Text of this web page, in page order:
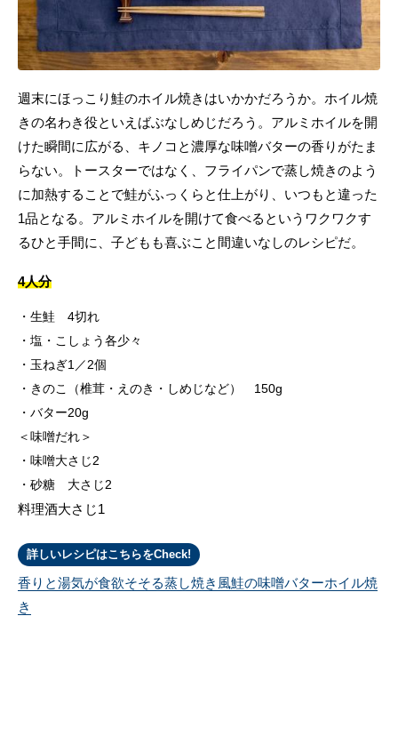
週末にほっこり鮭のホイル焼きはいかかだろうか。ホイル焼
きの名わき役といえばぶなしめじだろう。アルミホイルを開
けた瞬間に広がる、キノコと濃厚な味噌バターの香りがたま
らない。トースターではなく、フライパンで蒸し焼きのよう
に加熱することで鮭がふっくらと仕上がり、いつもと違った
1品となる。アルミホイルを開けて食べるというワクワクす
るひと手間に、子どもも喜ぶこと間違いなしのレシピだ。
4人分
生鮭 4切れ
塩・こしょう各少々
玉ねぎ1／2個
きのこ（椎茸・えのき・しめじなど） 150g
バター20g
＜味噌だれ＞
味噌大さじ2
砂糖 大さじ2
料理酒大さじ1
詳しいレシピはこちらをCheck!
香りと湯気が食欲そそる蒸し焼き風鮭の味噌バターホイル焼
き